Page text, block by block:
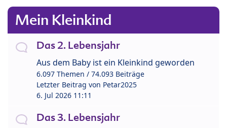
Mein Kleinkind
Das 2. Lebensjahr
Aus dem Baby ist ein Kleinkind geworden
6.097 Themen / 74.093 Beiträge
Letzter Beitrag von Petar2025
6. Jul 2026 11:11
Das 3. Lebensjahr